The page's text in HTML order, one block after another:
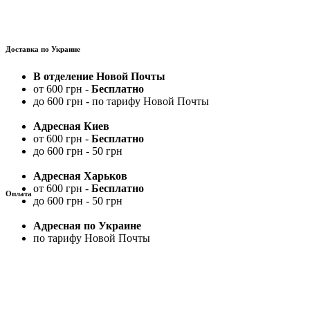
Доставка по Украине
В отделение Новой Почты
от 600 грн - Бесплатно
до 600 грн - по тарифу Новой Почты
Адресная Киев
от 600 грн - Бесплатно
до 600 грн - 50 грн
Адресная Харьков
от 600 грн - Бесплатно
до 600 грн - 50 грн
Адресная по Украине
по тарифу Новой Почты
Оплата